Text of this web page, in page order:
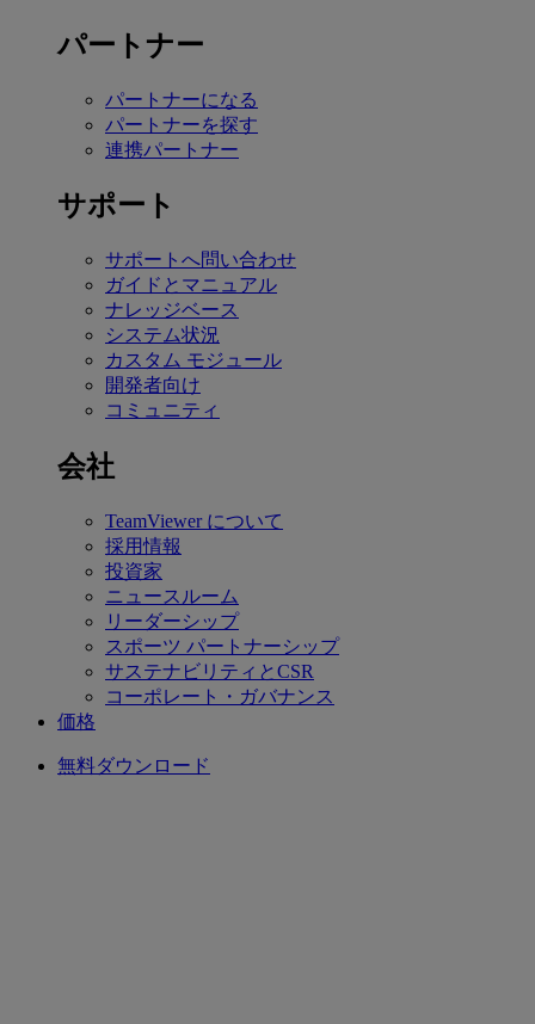
パートナー
パートナーになる
パートナーを探す
連携パートナー
サポート
サポートへ問い合わせ
ガイドとマニュアル
ナレッジベース
システム状況
カスタム モジュール
開発者向け
コミュニティ
会社
TeamViewer について
採用情報
投資家
ニュースルーム
リーダーシップ
スポーツ パートナーシップ
サステナビリティとCSR
コーポレート・ガバナンス
価格
無料ダウンロード